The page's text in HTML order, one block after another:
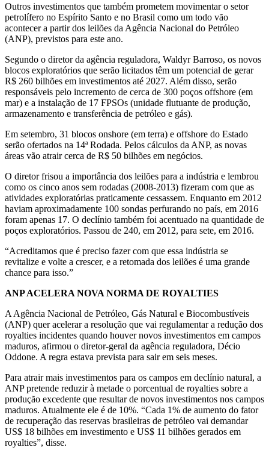
Outros investimentos que também prometem movimentar o setor
petrolífero no Espírito Santo e no Brasil como um todo vão
acontecer a partir dos leilões da Agência Nacional do Petróleo
(ANP), previstos para este ano.
Segundo o diretor da agência reguladora, Waldyr Barroso, os novos
blocos exploratórios que serão licitados têm um potencial de gerar
R$ 260 bilhões em investimentos até 2027. Além disso, serão
responsáveis pelo incremento de cerca de 300 poços offshore (em
mar) e a instalação de 17 FPSOs (unidade flutuante de produção,
armazenamento e transferência de petróleo e gás).
Em setembro, 31 blocos onshore (em terra) e offshore do Estado
serão ofertados na 14ª Rodada. Pelos cálculos da ANP, as novas
áreas vão atrair cerca de R$ 50 bilhões em negócios.
O diretor frisou a importância dos leilões para a indústria e lembrou
como os cinco anos sem rodadas (2008-2013) fizeram com que as
atividades exploratórias praticamente cessassem. Enquanto em 2012
haviam aproximadamente 100 sondas perfurando no país, em 2016
foram apenas 17. O declínio também foi acentuado na quantidade de
poços exploratórios. Passou de 240, em 2012, para sete, em 2016.
“Acreditamos que é preciso fazer com que essa indústria se
revitalize e volte a crescer, e a retomada dos leilões é uma grande
chance para isso.”
ANP ACELERA NOVA NORMA DE ROYALTIES
A Agência Nacional de Petróleo, Gás Natural e Biocombustíveis
(ANP) quer acelerar a resolução que vai regulamentar a redução dos
royalties incidentes quando houver novos investimentos em campos
maduros, afirmou o diretor-geral da agência reguladora, Décio
Oddone. A regra estava prevista para sair em seis meses.
Para atrair mais investimentos para os campos em declínio natural, a
ANP pretende reduzir à metade o porcentual de royalties sobre a
produção excedente que resultar de novos investimentos nos campos
maduros. Atualmente ele é de 10%. “Cada 1% de aumento do fator
de recuperação das reservas brasileiras de petróleo vai demandar
US$ 18 bilhões em investimento e US$ 11 bilhões gerados em
royalties”, disse.